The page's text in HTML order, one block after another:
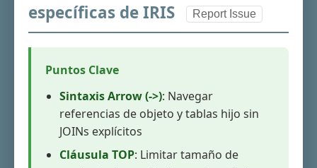
específicas de IRIS
Report Issue
Puntos Clave
Sintaxis Arrow (->): Navegar
referencias de objeto y tablas hijo sin
JOINs explícitos
Cláusula TOP: Limitar tamaño de